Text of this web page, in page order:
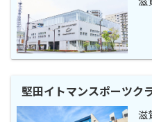
堅田イトマンスポーツク
滋